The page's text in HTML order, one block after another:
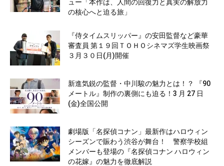
ュー「本作は、人間の回復力と真実の解放力
の核心へと迫る旅」
『侍タイムスリッパー』の安田監督など豪華
審査員 第１９回ＴＯＨＯシネマズ学生映画祭
３月３０日(月)開催
新進気鋭の監督・中川駿の魅力とは！？ 『90
メートル』制作の裏側にも迫る！3 月 27 日
(金)全国公開
劇場版「名探偵コナン」最新作はハロウィン
シーズンで賑わう渋谷が舞台！ 警察学校組
メンバーも登場の『名探偵コナン ハロウィン
の花嫁』の魅力を徹底解説